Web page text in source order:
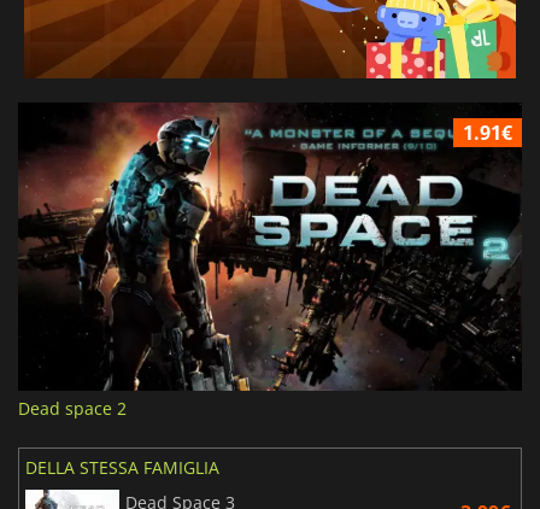
1.91€
Dead space 2
DELLA STESSA FAMIGLIA
Dead Space 3